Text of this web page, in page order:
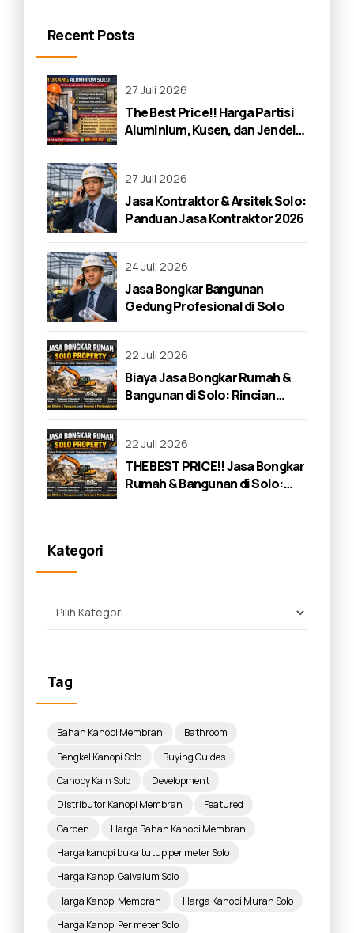
Recent Posts
27 Juli 2026
The Best Price!! Harga Partisi
Aluminium, Kusen, dan Jendela
27 Juli 2026
Jasa Kontraktor & Arsitek Solo:
Panduan Jasa Kontraktor 2026
24 Juli 2026
Jasa Bongkar Bangunan
Gedung Profesional di Solo
22 Juli 2026
Biaya Jasa Bongkar Rumah &
Bangunan di Solo: Rincian
22 Juli 2026
THE BEST PRICE!! Jasa Bongkar
Rumah & Bangunan di Solo:
Kategori
Tag
Bahan Kanopi Membran
Bathroom
Bengkel Kanopi Solo
Buying Guides
Canopy Kain Solo
Development
Distributor Kanopi Membran
Featured
Garden
Harga Bahan Kanopi Membran
Harga kanopi buka tutup per meter Solo
Harga Kanopi Galvalum Solo
Harga Kanopi Membran
Harga Kanopi Murah Solo
Harga Kanopi Per meter Solo